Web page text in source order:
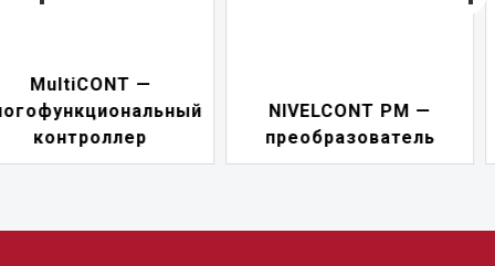
NIVELCONT PM —
преобразователь
переключатель